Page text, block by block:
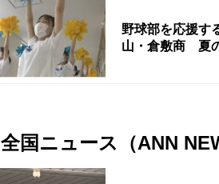
野球部を応援
山・倉敷商 夏
全国ニュース（ANN